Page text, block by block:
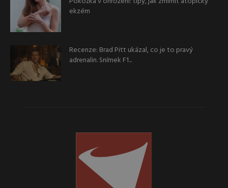
ekzém
Recenze: Brad Pitt ukázal, co je to pravý
adrenalin. Snímek F1...